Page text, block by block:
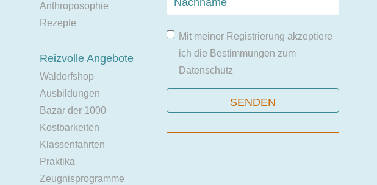
Anthroposophie
Rezepte
Reizvolle Angebote
Waldorfshop
Ausbildungen
Bazar der 1000
Kostbarkeiten
Klassenfahrten
Praktika
Zeugnisprogramme
Mit meiner Registrierung akzeptiere
ich die Bestimmungen zum
Datenschutz